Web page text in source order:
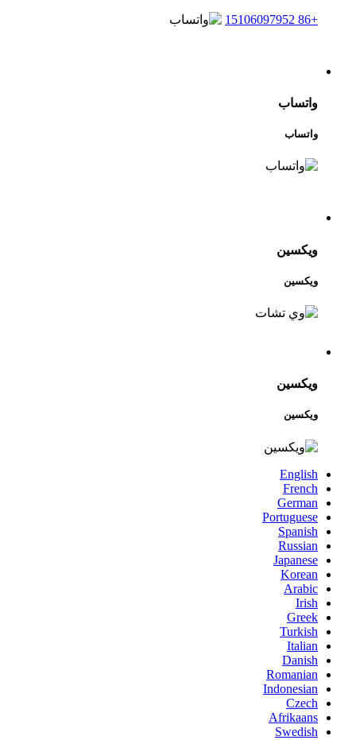
+86 15106097952
واتساب
واتساب
ويكسين
ويكسين
ويكسين
ويكسين
English
French
German
Portuguese
Spanish
Russian
Japanese
Korean
Arabic
Irish
Greek
Turkish
Italian
Danish
Romanian
Indonesian
Czech
Afrikaans
Swedish